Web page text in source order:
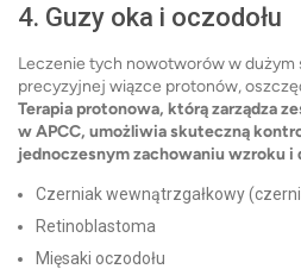
4. Guzy oka i oczodołu
Leczenie tych nowotworów w dużym
precyzyjnej wiązce protonów,
Terapia protonowa, którą zarządza
w APCC, umożliwia skuteczną
jednoczesnym zachowaniu wzroku
Czerniak wewnątrzgałkowy
Retinoblastoma
Mięsaki oczodołu